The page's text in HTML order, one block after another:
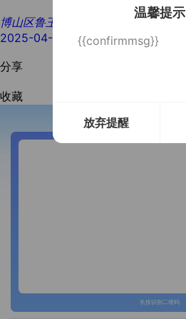
博山区鲁王钓具店
2025-04-21
分享
收藏
长按识别二维码
温馨提示
{{confirmmsg}}
放弃提醒